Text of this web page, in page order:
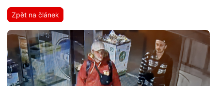
Zpět na článek